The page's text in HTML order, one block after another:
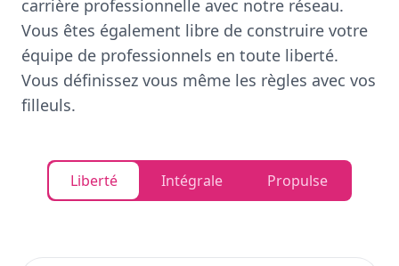
carrière professionnelle avec notre réseau.
Vous êtes également libre de construire votre
équipe de professionnels en toute liberté.
Vous définissez vous même les règles avec vos
filleuls.
Liberté Intégrale Propulse